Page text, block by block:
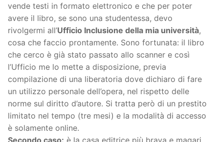
vende testi in formato elettronico e che per poter
avere il libro, se sono una studentessa, devo
rivolgermi all’Ufficio Inclusione della mia università,
cosa che faccio prontamente. Sono fortunata: il libro
che cerco è già stato passato allo scanner e così
l’Ufficio me lo mette a disposizione, previa
compilazione di una liberatoria dove dichiaro di fare
un utilizzo personale dell’opera, nel rispetto delle
norme sul diritto d’autore. Si tratta però di un prestito
limitato nel tempo (tre mesi) e la modalità di accesso
è solamente online.
Secondo caso: è la casa editrice più brava e magari